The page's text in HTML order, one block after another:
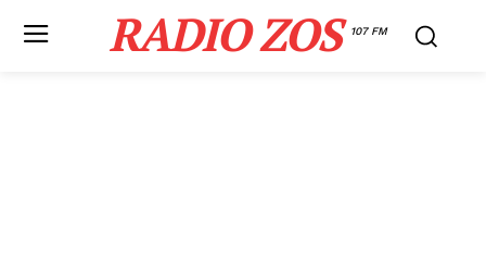
RADIO ZOS 107 FM